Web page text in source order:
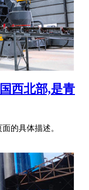
西北部,是青
的具体描述。